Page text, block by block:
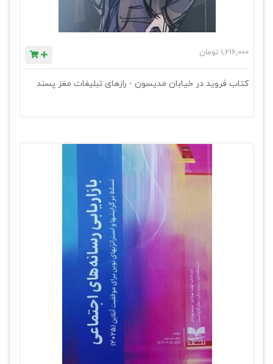
1,216,000 تومان
کتاب فروید در خیابان مدیسون - رازهای تبلیغات مغز پسند